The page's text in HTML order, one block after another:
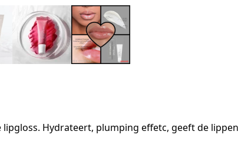
Hydrateert, plumping effetc, geeft de